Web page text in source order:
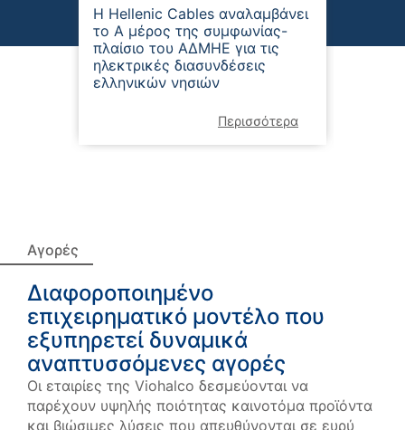
Η Hellenic Cables αναλαμβάνει
το Α μέρος της συμφωνίας-
πλαίσιο του ΑΔΜΗΕ για τις
ηλεκτρικές διασυνδέσεις
ελληνικών νησιών
Περισσότερα
Αγορές
Διαφοροποιημένο
επιχειρηματικό μοντέλο που
εξυπηρετεί δυναμικά
αναπτυσσόμενες αγορές
Οι εταιρίες της Viohalco δεσμεύονται να
παρέχουν υψηλής ποιότητας καινοτόμα προϊόντα
και βιώσιμες λύσεις που απευθύνονται σε ευρύ